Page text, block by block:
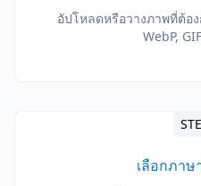
อัปโหลดหรือวางภาพที่ต้อง
WebP,
เลือกภาษ